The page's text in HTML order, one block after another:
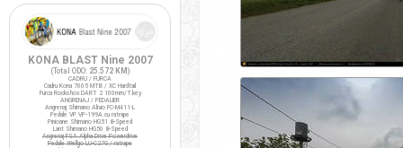
KONA BLAST Nine 2007
(Total ODO: 25.572 KM )
CADRU / FURCA
Cadru Kona 7005 MTB / XC Hardtail
Furca Rockshox DART 2 100mm/T.key
ANGRENAJ / PEDALIER
Angrenaj Shimano Alivio FC-M411-L
Pedale VP VP-199A cu ratrape
Pinioane Shimano HG51 8-Speed
Lant Shimano HG50 8-Speed
Angrenaj FSA Alpha Drive Powerdrive
Pedale Wellgo LU-C27G / ratrape